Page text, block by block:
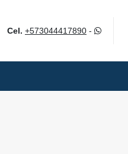
Cel. +573044417890-